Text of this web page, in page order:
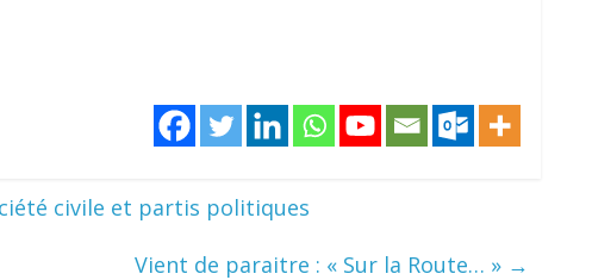
civile et partis politiques
Vient de paraitre : « Sur la Route… » →